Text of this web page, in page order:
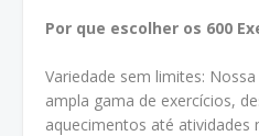
Por que escolher os 600
Variedade sem limites:
ampla gama de exercícios,
aquecimentos até atividades